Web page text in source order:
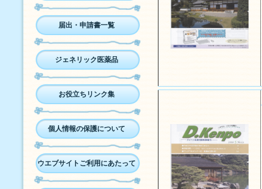
届出・申請書一覧
ジェネリック医薬品
お役立ちリンク集
個人情報の保護について
ウエブサイトご利用にあたって